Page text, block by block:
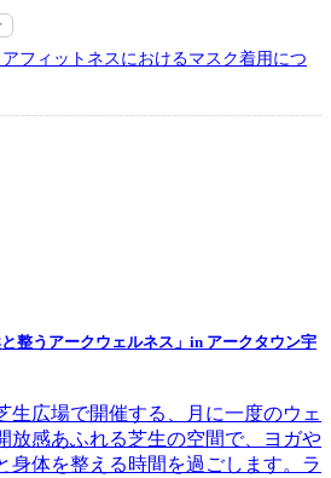
アフィットネスにおけるマスク着用につ
整うアークウェルネス」in アークタウン宇
生広場で開催する、月に一度のウェ
放感あふれる芝生の空間で、ヨガや
身体を整える時間を過ごします。ラ